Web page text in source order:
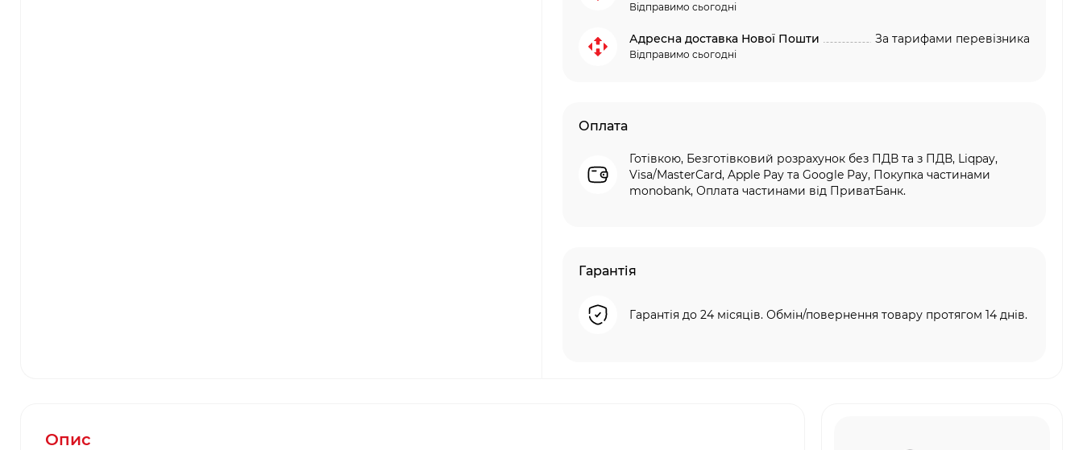
Відправимо сьогодні
Адресна доставка Нової Пошти
Відправимо сьогодні
За тарифами перевізника
Оплата
Готівкою, Безготівковий розрахунок без ПДВ та з ПДВ, Liqpay,
Visa/MasterCard, Apple Pay та Google Pay, Покупка частинами
monobank, Оплата частинами від ПриватБанк.
Гарантія
Гарантія до 24 місяців. Обмін/повернення товару протягом 14 днів.
Опис